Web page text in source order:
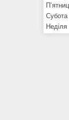
Субота
Неділя